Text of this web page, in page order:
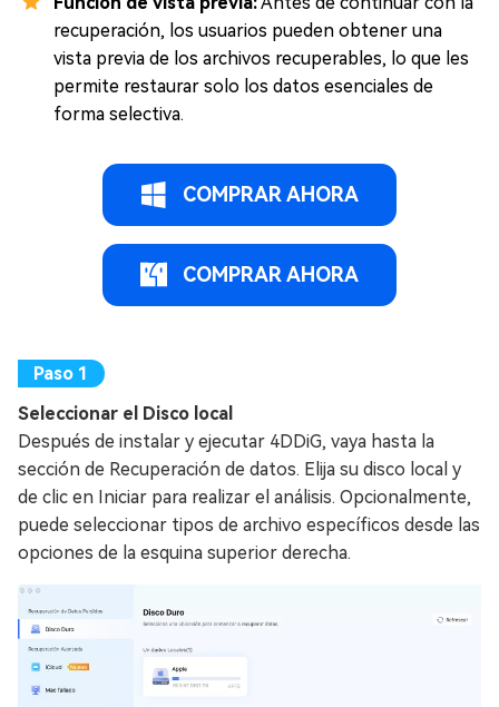
recuperación, los usuarios pueden obtener una
vista previa de los archivos recuperables, lo que les
permite restaurar solo los datos esenciales de
forma selectiva.
COMPRAR AHORA
COMPRAR AHORA
Seleccionar el Disco local
Después de instalar y ejecutar 4DDiG, vaya hasta la
sección de Recuperación de datos. Elija su disco local y
de clic en Iniciar para realizar el análisis. Opcionalmente,
puede seleccionar tipos de archivo específicos desde las
opciones de la esquina superior derecha.